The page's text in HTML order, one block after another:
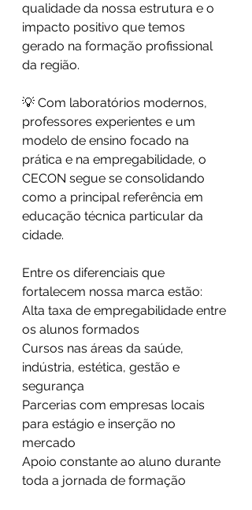
qualidade da nossa estrutura e o
impacto positivo que temos
gerado na formação profissional
da região.
💡 Com laboratórios modernos,
professores experientes e um
modelo de ensino focado na
prática e na empregabilidade, o
CECON segue se consolidando
como a principal referência em
educação técnica particular da
cidade.
Entre os diferenciais que
fortalecem nossa marca estão:
Alta taxa de empregabilidade entre
os alunos formados
Cursos nas áreas da saúde,
indústria, estética, gestão e
segurança
Parcerias com empresas locais
para estágio e inserção no
mercado
Apoio constante ao aluno durante
toda a jornada de formação